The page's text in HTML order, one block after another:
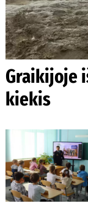
Graikijoje
kiekis